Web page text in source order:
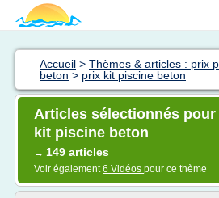
Accueil > Thèmes & articles : prix
beton > prix kit piscine beton
Articles sélectionnés
kit piscine beton
→ 149 articles
Voir également6 Vidéos pour ce thème